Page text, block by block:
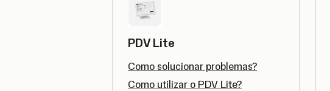
PDV Lite
Como solucionar problemas?
Como utilizar o PDV Lite?